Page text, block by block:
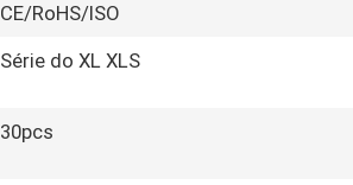
CE/RoHS/ISO
Série do XL XLS
30pcs